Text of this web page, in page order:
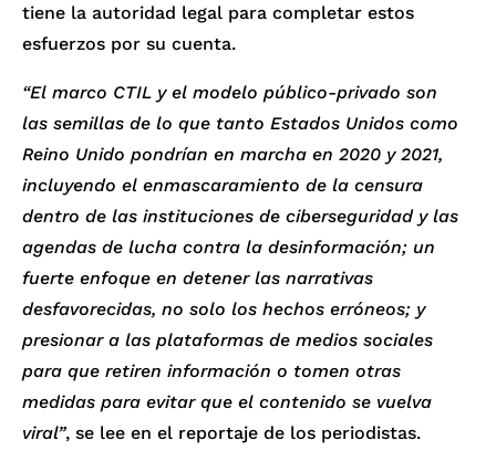
tiene la autoridad legal para completar estos
esfuerzos por su cuenta.
“El marco CTIL y el modelo público-privado son
las semillas de lo que tanto Estados Unidos como
Reino Unido pondrían en marcha en 2020 y 2021,
incluyendo el enmascaramiento de la censura
dentro de las instituciones de ciberseguridad y las
agendas de lucha contra la desinformación; un
fuerte enfoque en detener las narrativas
desfavorecidas, no solo los hechos erróneos; y
presionar a las plataformas de medios sociales
para que retiren información o tomen otras
medidas para evitar que el contenido se vuelva
viral”, se lee en el reportaje de los periodistas.